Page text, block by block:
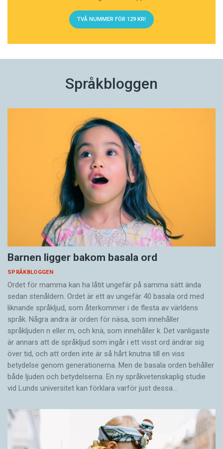
TVÅ NUMMER FÖR 129 KR!
Språkbloggen
Barnen ligger bakom basala ord
SPRÅKBLOGGEN
Ordet för mamma kan ha låtit ungefär på samma sätt ända
sedan stenåldern. Ordet är ett av ungefär 40 basala ord med
liknande språkljud, som återkommer i de flesta av världens
språk. Några andra är orden för näsa, som innehåller
språkljuden n eller m, och knä, som innehåller k. Det vanligaste
är annars att de språkljud som ingår i ett visst ord ändrar sig
över tid, och att orden inte är så hårt knutna till en viss
betydelse genom generationerna. Men de basala orden behåller
både ljuden och betydelserna. En ny språkvetenskaplig studie
vid Lunds universitet kan förklara varför just dessa…